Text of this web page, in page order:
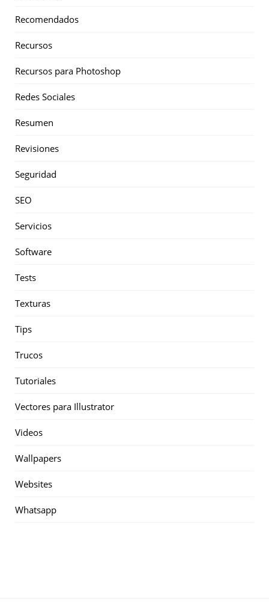
Recomendados
Recursos
Recursos para Photoshop
Redes Sociales
Resumen
Revisiones
Seguridad
SEO
Servicios
Software
Tests
Texturas
Tips
Trucos
Tutoriales
Vectores para Illustrator
Videos
Wallpapers
Websites
Whatsapp